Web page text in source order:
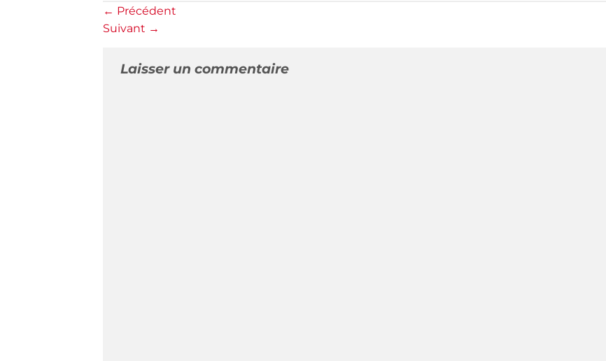
← Précédent
Suivant →
Laisser un commentaire